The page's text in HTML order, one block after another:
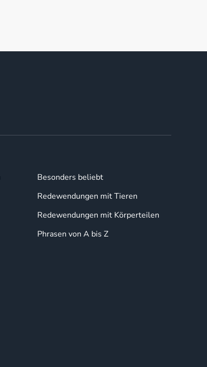
Besonders beliebt
Redewendungen mit Tieren
Redewendungen mit Körperteilen
Phrasen von A bis Z